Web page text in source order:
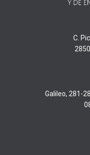
C.
Galileo, 281-